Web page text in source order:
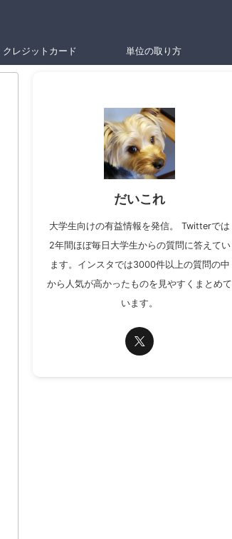
クレジットカード 単位の取り方
だいこれ
大学生向けの有益情報を発信。 Twitterでは
2年間ほぼ毎日大学生からの質問に答えてい
ます。インスタでは3000件以上の質問の中
から人気が高かったものを見やすくまとめて
います。